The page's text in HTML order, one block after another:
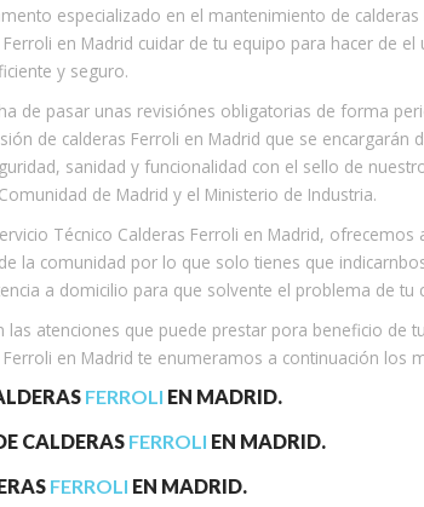
especializado en el mantenimiento de
en Madrid cuidar de tu equipo para hacer de
y seguro.
de pasar unas revisiónes obligatorias de forma
de calderas Ferroli en Madrid que se encargarán
sanidad y funcionalidad con el sello de
de Madrid y el Ministerio de Industria.
Técnico Calderas Ferroli en Madrid,
la comunidad por lo que solo tienes que
a domicilio para que solvente el problema de tu
las atenciones que puede prestar pora beneficio de
Ferroli en Madrid te enumeramos a continuación los
FERROLI EN MADRID.
CALDERAS FERROLI EN MADRID.
FERROLI EN MADRID.